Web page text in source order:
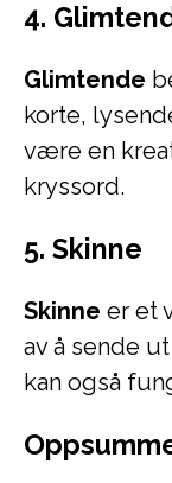
4.
Glimtende
korte,
være en
kryssord.
5. Skinne
Skinne er et
av å sende
kan også